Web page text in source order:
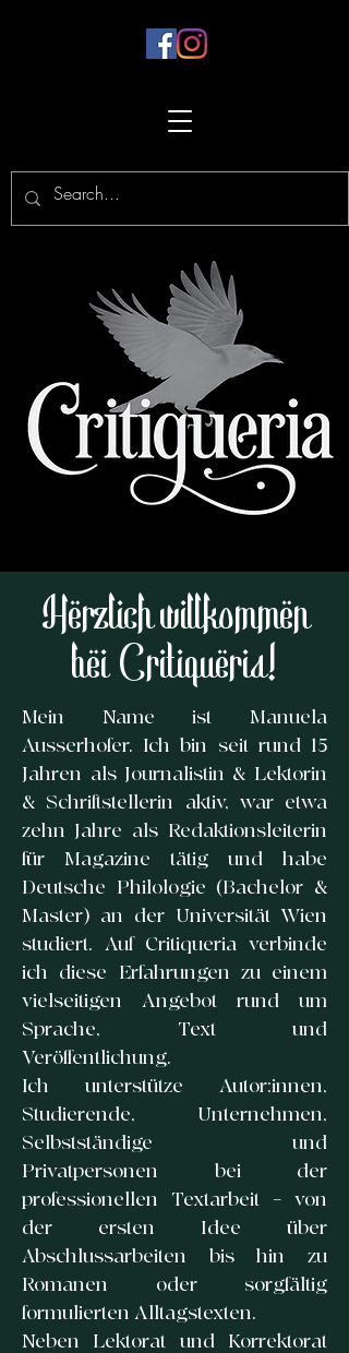
Herzlich willkommen
bei Critiqueria!
Mein Name ist Manuela
Ausserhofer. Ich bin seit rund 15
Jahren als Journalistin & Lektorin
& Schriftstellerin aktiv, war etwa
zehn Jahre als Redaktionsleiterin
für Magazine tätig und habe
Deutsche Philologie (Bachelor &
Master) an der Universität Wien
studiert. Auf Critiqueria verbinde
ich diese Erfahrungen zu einem
vielseitigen Angebot rund um
Sprache, Text und
Veröffentlichung.
Ich unterstütze Autor:innen,
Studierende, Unternehmen,
Selbstständige und
Privatpersonen bei der
professionellen Textarbeit – von
der ersten Idee über
Abschlussarbeiten bis hin zu
Romanen oder sorgfältig
formulierten Alltagstexten.
Neben Lektorat und Korrektorat